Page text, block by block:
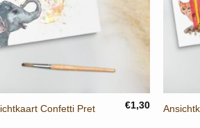
Confetti Pret €1,30